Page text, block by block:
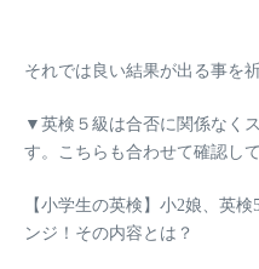
それでは良い結果が出る事を
▼英検５級は合否に関係なく
す。こちらも合わせて確認し
【小学生の英検】小2娘、英
ンジ！その内容とは？